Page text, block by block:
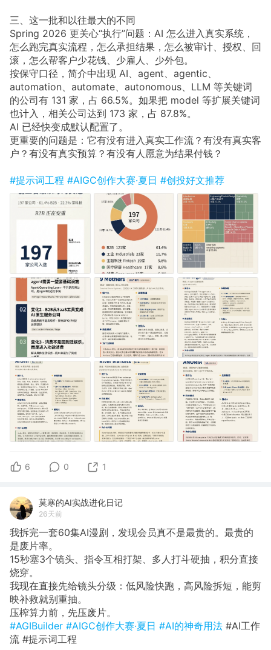
三、这一批和以往最大的不同
Spring 2026 更关心“执行”问题：AI 怎么进入真实系统，
怎么跑完真实流程，怎么承担结果，怎么被审计、授权、回
滚，怎么帮客户少花钱、少雇人、少外包。
按保守口径，简介中出现 AI、agent、agentic、
automation、automate、autonomous、LLM 等关键词
的公司有 131 家，占 66.5%。如果把 model 等扩展关键词
也计入，相关公司达到 173 家，占 87.8%。
AI 已经快变成默认配置了。
更重要的问题是：它有没有进入真实工作流？有没有真实客
户？有没有真实预算？有没有人愿意为结果付钱？
#提示词工程 #AIGC创作大赛·夏日 #创投好文推荐
6 0 1
莫寒的AI实战进化日记
26天前
我拆完一套60集AI漫剧，发现会员真不是最贵的。最贵的
是废片率。
15秒塞3个镜头、指令互相打架、多人打斗硬抽，积分直接
烧穿。
我现在直接先给镜头分级：低风险快跑，高风险拆短，能剪
映补救就别重抽。
压榨算力前，先压废片。
#AGIBuilder #AIGC创作大赛·夏日 #AI的神奇用法 #AI工作
流 #提示词工程